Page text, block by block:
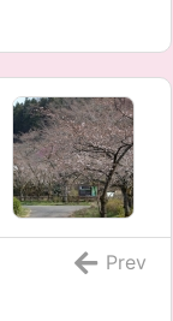
Prev